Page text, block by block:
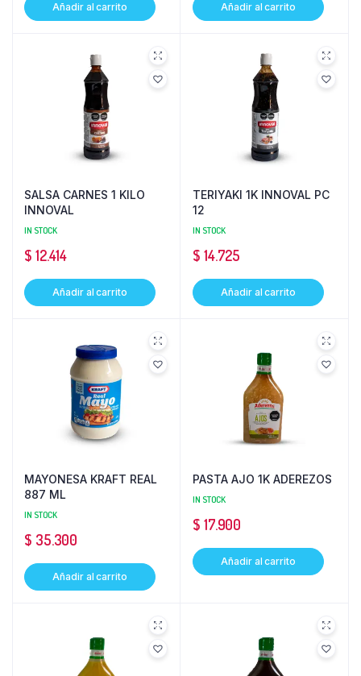
Añadir al carrito Añadir al carrito
SALSA CARNES 1 KILO
INNOVAL
IN STOCK
$ 12.414
Añadir al carrito
TERIYAKI 1K INNOVAL PC
12
IN STOCK
$ 14.725
Añadir al carrito
MAYONESA KRAFT REAL
887 ML
IN STOCK
$ 35.300
Añadir al carrito
PASTA AJO 1K ADEREZOS
IN STOCK
$ 17.900
Añadir al carrito